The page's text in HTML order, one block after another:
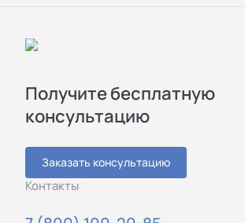
Получите бесплатную
консультацию
Заказать консультацию
Контакты